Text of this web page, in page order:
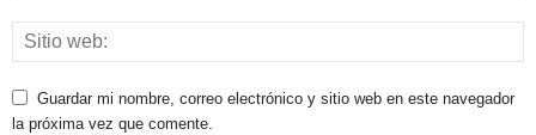
Guardar mi nombre, correo electrónico y sitio web en este navegador
la próxima vez que comente.